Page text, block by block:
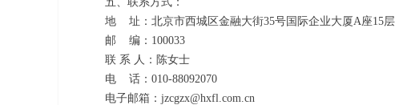
地 址：北京市西城区金融大街35号国际企业大厦A座15层
邮 编：100033
联 系 人：陈女士
电 话：010-88092070
电子邮箱：jzcgzx@hxfl.com.cn